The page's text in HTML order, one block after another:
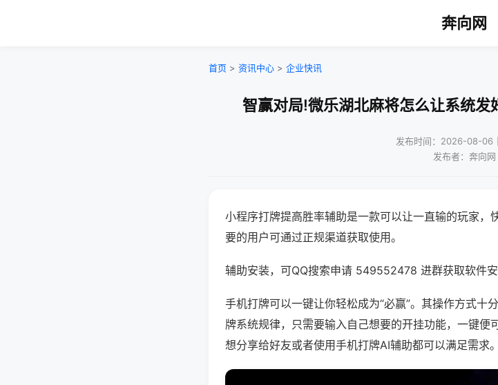
奔向网
首页 > 资讯中心 > 企业快讯
智赢对局!微乐湖北麻将怎么让系统发
发布时间：2026-08-06
发布者：奔向网
小程序打牌提高胜率辅助是一款可以让一直输的玩家，
要的用户可通过正规渠道获取使用。
辅助安装，可QQ搜索申请 549552478 进群获取软件
手机打牌可以一键让你轻松成为“必赢”。其操作方式十
牌系统规律，只需要输入自己想要的开挂功能，一键便
想分享给好友或者使用手机打牌AI辅助都可以满足需求。